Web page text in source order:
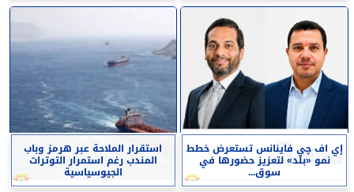
إي اف چي فاينانس تستعرض خطط
نمو «بلد» لتعزيز حضورها في
سوق...
استقرار الملاحة عبر هرمز وباب
المندب رغم استمرار التوترات
الجيوسياسية